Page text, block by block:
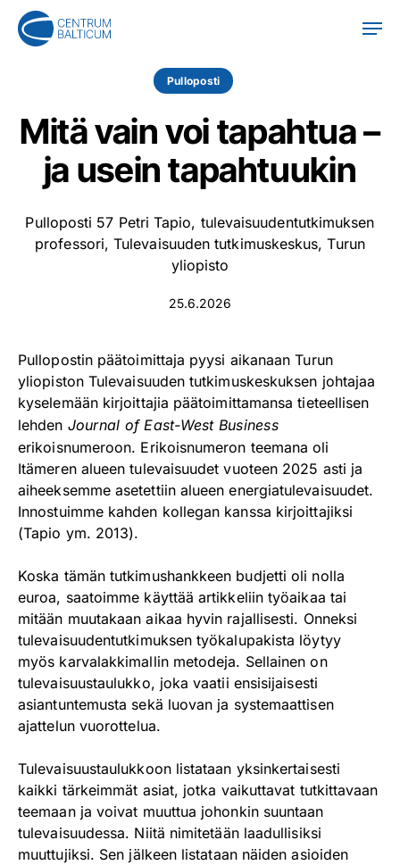
Skip
Pulloposti
Mitä vain voi tapahtua –
ja usein tapahtuukin
Pulloposti 57 Petri Tapio, tulevaisuudentutkimuksen
professori, Tulevaisuuden tutkimuskeskus, Turun
yliopisto
25.6.2026
Pullopostin päätoimittaja pyysi aikanaan Turun
yliopiston Tulevaisuuden tutkimuskeskuksen johtajaa
kyselemään kirjoittajia päätoimittamansa tieteellisen
lehden Journal of East-West Business
erikoisnumeroon. Erikoisnumeron teemana oli
Itämeren alueen tulevaisuudet vuoteen 2025 asti ja
aiheeksemme asetettiin alueen energiatulevaisuudet.
Innostuimme kahden kollegan kanssa kirjoittajiksi
(Tapio ym. 2013).
Koska tämän tutkimushankkeen budjetti oli nolla
euroa, saatoimme käyttää artikkeliin työaikaa tai
mitään muutakaan aikaa hyvin rajallisesti. Onneksi
tulevaisuudentutkimuksen työkalupakista löytyy
myös karvalakkimallin metodeja. Sellainen on
tulevaisuustaulukko, joka vaatii ensisijaisesti
asiantuntemusta sekä luovan ja systemaattisen
ajattelun vuorottelua.
Tulevaisuustaulukkoon listataan yksinkertaisesti
kaikki tärkeimmät asiat, jotka vaikuttavat tutkittavaan
teemaan ja voivat muuttua johonkin suuntaan
tulevaisuudessa. Niitä nimitetään laadullisiksi
muuttujiksi. Sen jälkeen listataan näiden asioiden